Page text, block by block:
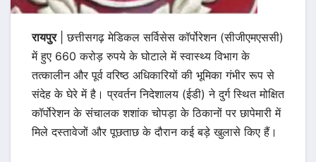
रायपुर| छत्तीसगढ़ मेडिकल सर्विसेस कॉर्पोरेशन (सीजीएमएससी)
में हुए 660 करोड़ रुपये के घोटाले में स्वास्थ्य विभाग के
तत्कालीन और पूर्व वरिष्ठ अधिकारियों की भूमिका गंभीर रूप से
संदेह के घेरे में है। प्रवर्तन निदेशालय (ईडी) ने दुर्ग स्थित मोक्षित
कॉर्पोरेशन के संचालक शशांक चोपड़ा के ठिकानों पर छापेमारी में
मिले दस्तावेजों और पूछताछ के दौरान कई बड़े खुलासे किए हैं।